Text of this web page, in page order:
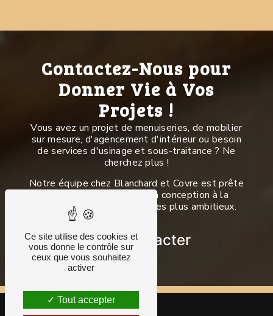
Contactez-Nous pour
Donner Vie à Vos
Projets !
Vous avez un projet de menuiseries, de mobilier
sur mesure, d'agencement d'intérieur ou besoin
de services d'usinage et sous-traitance ? Ne
cherchez plus !
Notre équipe chez Blanchard et Covre est prête
à vous accompagner de la conception à la
réalisation de vos projets les plus ambitieux.
Nous contacter
Ce site utilise des cookies et
vous donne le contrôle sur
ceux que vous souhaitez
activer
Tout accepter